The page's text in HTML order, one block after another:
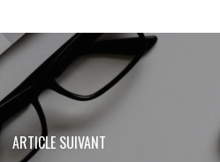
ARTICLE SUIVANT